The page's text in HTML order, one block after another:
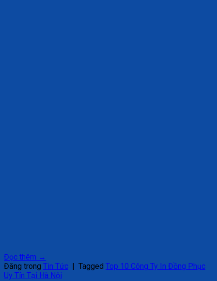
Đọc thêm →
Đăng trong Tin Tức | Tagged Top 10 Công Ty In Đồng Phục
Uy Tín Tại Hà Nội